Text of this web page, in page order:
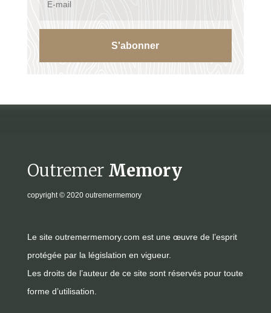
S'abonner
Outremer Memory
copyright© 2020 outremermemory
Le site outremermemory.com est une œuvre de l’esprit
protégée par la législation en vigueur.
Les droits de l’auteur de ce site sont réservés pour toute
forme d’utilisation.